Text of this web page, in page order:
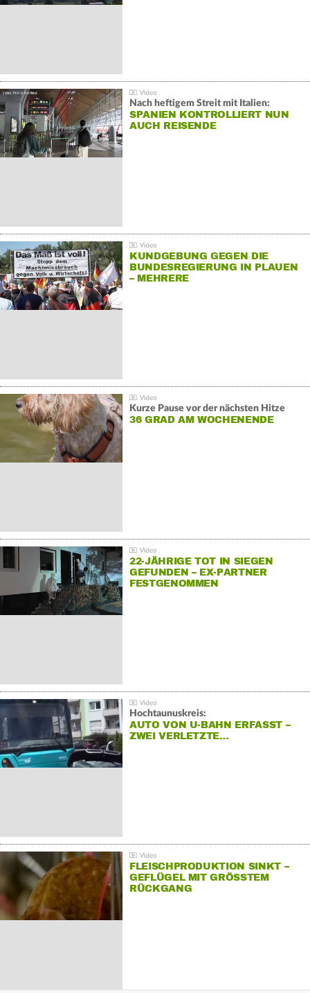
Nach heftigem Streit mit Italien:
SPANIEN KONTROLLIERT NUN
AUCH REISENDE
KUNDGEBUNG GEGEN DIE
BUNDESREGIERUNG IN PLAUEN
– MEHRERE
Kurze Pause vor der nächsten Hitze
36 GRAD AM WOCHENENDE
22-JÄHRIGE TOT IN SIEGEN
GEFUNDEN – EX-PARTNER
FESTGENOMMEN
Hochtaunuskreis:
AUTO VON U-BAHN ERFASST –
ZWEI VERLETZTE…
FLEISCHPRODUKTION SINKT –
GEFLÜGEL MIT GRÖSSTEM R
ÜCKGANG